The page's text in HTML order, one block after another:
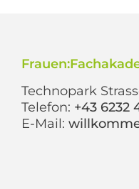
Technopark
Telefon: +43 6232
E-Mail: